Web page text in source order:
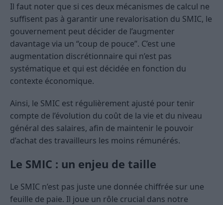
Il faut noter que si ces deux mécanismes de calcul ne
suffisent pas à garantir une revalorisation du SMIC, le
gouvernement peut décider de l’augmenter
davantage via un “coup de pouce”. C’est une
augmentation discrétionnaire qui n’est pas
systématique et qui est décidée en fonction du
contexte économique.
Ainsi, le SMIC est régulièrement ajusté pour tenir
compte de l’évolution du coût de la vie et du niveau
général des salaires, afin de maintenir le pouvoir
d’achat des travailleurs les moins rémunérés.
Le SMIC : un enjeu de taille
Le SMIC n’est pas juste une donnée chiffrée sur une
feuille de paie. Il joue un rôle crucial dans notre